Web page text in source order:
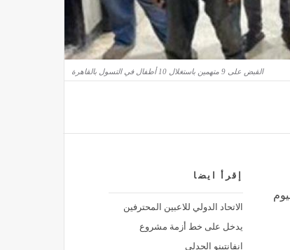
القبض على 9 متهمين باستغلال 10 أطفال في التسول بالقاهرة
إقرأ ايضا
الاتحاد الدولي للاعبين المحترفين
يدخل على خط أزمة مشروع
انفانتينو الجدلي
اليوم